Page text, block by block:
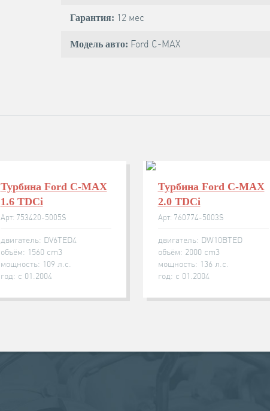
Гарантия: 12 мес
Модель авто: Ford C-MAX
Турбина Ford C-MAX
1.6 TDCi
Арт: 753420-5005S
двигатель: DV6TED4
объём: 1560 cm3
мощность: 109 л.с.
год: с 01.2004
Турбина Ford C-MAX
2.0 TDCi
Арт: 760774-5003S
двигатель: DW10BTED
объём: 2000 cm3
мощность: 136 л.с.
год: с 01.2004